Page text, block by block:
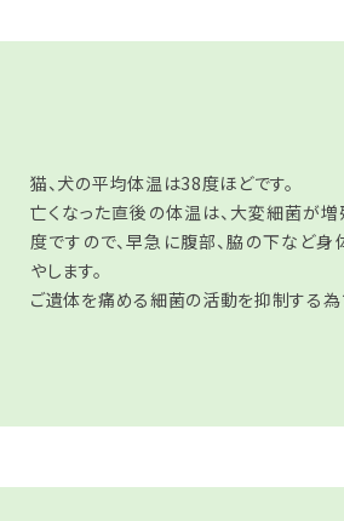
猫、犬の平均体温は38度ほどです。
亡くなった直後の体温は、大変細菌が
度ですので、早急に腹部、脇の下など
やします。
ご遺体を痛める細菌の活動を抑制する為